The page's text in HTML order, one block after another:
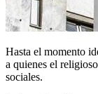
Hasta el momento
a quienes el
sociales.